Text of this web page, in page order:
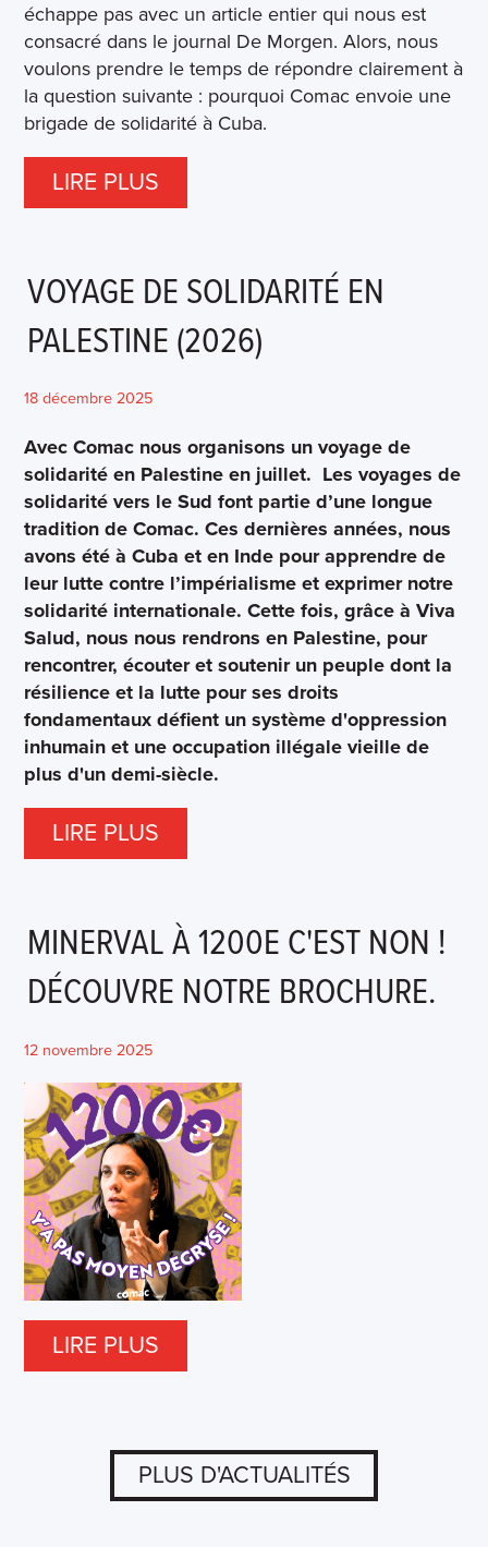
échappe pas avec un article entier qui nous est
consacré dans le journal De Morgen. Alors, nous
voulons prendre le temps de répondre clairement à
la question suivante : pourquoi Comac envoie une
brigade de solidarité à Cuba.
LIRE PLUS
VOYAGE DE SOLIDARITÉ EN
PALESTINE (2026)
18 décembre 2025
Avec Comac nous organisons un voyage de
solidarité en Palestine en juillet. Les voyages de
solidarité vers le Sud font partie d’une longue
tradition de Comac. Ces dernières années, nous
avons été à Cuba et en Inde pour apprendre de
leur lutte contre l’impérialisme et exprimer notre
solidarité internationale. Cette fois, grâce à Viva
Salud, nous nous rendrons en Palestine, pour
rencontrer, écouter et soutenir un peuple dont la
résilience et la lutte pour ses droits
fondamentaux défient un système d'oppression
inhumain et une occupation illégale vieille de
plus d'un demi-siècle.
LIRE PLUS
MINERVAL À 1200E C'EST NON !
DÉCOUVRE NOTRE BROCHURE.
12 novembre 2025
LIRE PLUS
PLUS D'ACTUALITÉS